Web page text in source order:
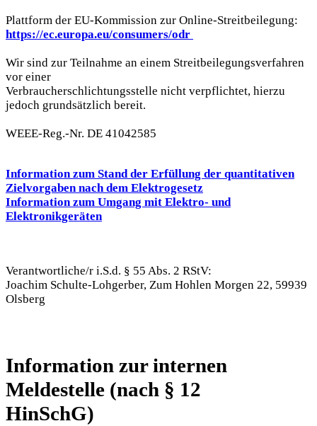
Plattform der EU-Kommission zur Online-Streitbeilegung:
https://ec.europa.eu/consumers/odr
Wir sind zur Teilnahme an einem Streitbeilegungsverfahren
vor einer
Verbraucherschlichtungsstelle nicht verpflichtet, hierzu
jedoch grundsätzlich bereit.
WEEE-Reg.-Nr. DE 41042585
Information zum Stand der Erfüllung der quantitativen
Zielvorgaben nach dem Elektrogesetz
Information zum Umgang mit Elektro- und
Elektronikgeräten
Verantwortliche/r i.S.d. § 55 Abs. 2 RStV:
Joachim Schulte-Lohgerber, Zum Hohlen Morgen 22, 59939
Olsberg
Information zur internen
Meldestelle (nach § 12
HinSchG)